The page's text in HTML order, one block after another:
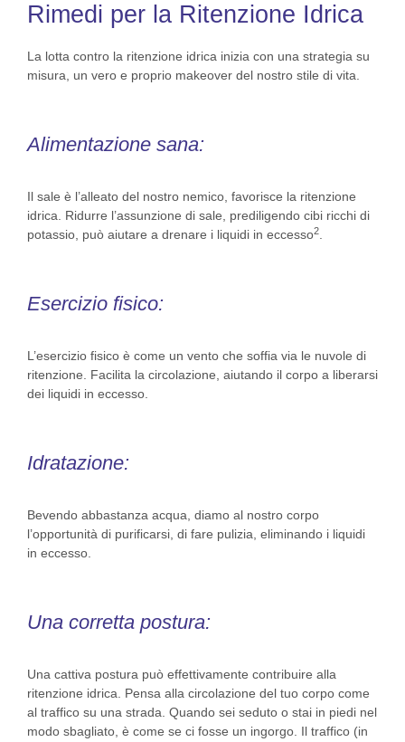
Rimedi per la Ritenzione Idrica
La lotta contro la ritenzione idrica inizia con una strategia su
misura, un vero e proprio makeover del nostro stile di vita.
Alimentazione sana:
Il sale è l’alleato del nostro nemico, favorisce la ritenzione
idrica. Ridurre l’assunzione di sale, prediligendo cibi ricchi di
potassio, può aiutare a drenare i liquidi in eccesso2
Esercizio fisico:
L’esercizio fisico è come un vento che soffia via le nuvole di
ritenzione. Facilita la circolazione, aiutando il corpo a liberarsi
dei liquidi in eccesso.
Idratazione:
Bevendo abbastanza acqua, diamo al nostro corpo
l’opportunità di purificarsi, di fare pulizia, eliminando i liquidi
in eccesso.
Una corretta postura:
Una cattiva postura può effettivamente contribuire alla
ritenzione idrica. Pensa alla circolazione del tuo corpo come
al traffico su una strada. Quando sei seduto o stai in piedi nel
modo sbagliato, è come se ci fosse un ingorgo. Il traffico (in